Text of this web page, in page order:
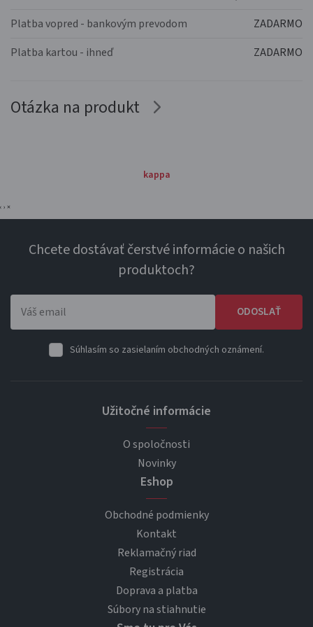
Platba vopred - bankovým prevodom
ZADARMO
Platba kartou - ihneď
ZADARMO
Otázka na produkt
kappa
‹ › ×
Chcete dostávať čerstvé informácie o našich
produktoch?
ODOSLAŤ
Súhlasím so zasielaním obchodných oznámení.
Užitočné informácie
O spoločnosti
Novinky
Eshop
Obchodné podmienky
Kontakt
Reklamačný riad
Registrácia
Doprava a platba
Súbory na stiahnutie